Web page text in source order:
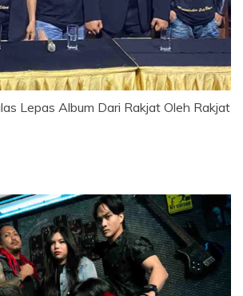
Lepas Album Dari Rakjat Oleh Rakjat